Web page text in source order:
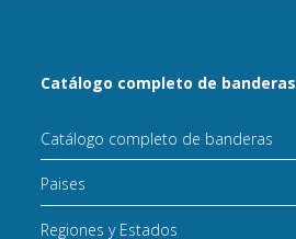
Catálogo completo de banderas
Catálogo completo de banderas
Paises
Regiones y Estados